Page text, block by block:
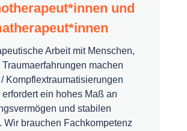
und
Arbeit mit Menschen,
machen
Kompflextraumatisierungen
ein hohes Maß an
und stabilen
Wir brauchen Fachkompetenz